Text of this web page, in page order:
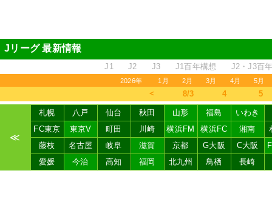
Jリーグ 最新情報
J1 J2 J3 J1百年構想 J2・J3百
2026年 1月 2月 3月 4月 5月
＜ 8/3 4 5
≪
札幌 八戸 仙台 秋田 山形 福島
いわき
FC東京
東京V 町田 川崎 横浜FM 横浜FC 湘南
藤枝
名古屋 岐阜 滋賀 京都 G大阪 C大阪
愛媛
今治 高知 福岡 北九州 鳥栖 長崎